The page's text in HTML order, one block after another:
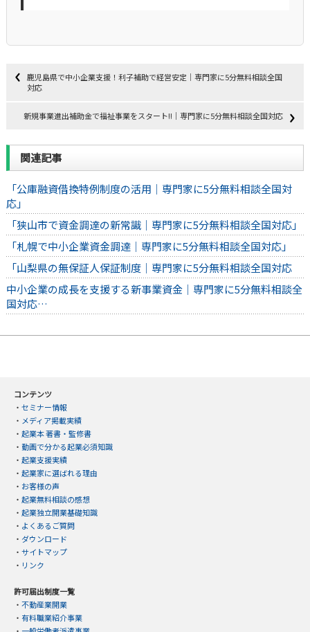
鹿児島県で中小企業支援！利子補助で経営安定｜専門家に5分無料相談全国
対応
新規事業進出補助金で福祉事業をスタート‼｜専門家に5分無料相談全国対応
関連記事
「公庫融資借換特例制度の活用｜専門家に5分無料相談全国対
応」
「狭山市で資金調達の新常識｜専門家に5分無料相談全国対応」
「札幌で中小企業資金調達｜専門家に5分無料相談全国対応」
「山梨県の無保証人保証制度｜専門家に5分無料相談全国対応
中小企業の成長を支援する新事業資金｜専門家に5分無料相談全
国対応…
コンテンツ
・ セミナー情報
・ メディア掲載実績
・ 起業本 著書・監修書
・ 動画で分かる起業必須知識
・ 起業支援実績
・ 起業家に選ばれる理由
・ お客様の声
・ 起業無料相談の感想
・ 起業独立開業基礎知識
・ よくあるご質問
・ ダウンロード
・ サイトマップ
・ リンク
許可届出制度一覧
・ 不動産業開業
・ 有料職業紹介事業